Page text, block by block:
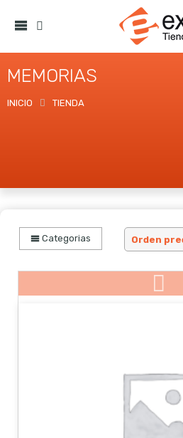
MEMORIAS
INICIO TIENDA
Categorias